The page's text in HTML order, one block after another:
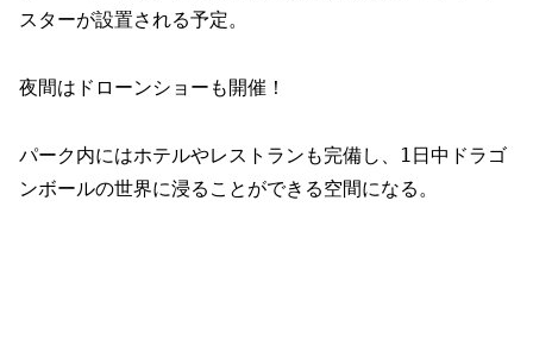
スターが設置される予定。
夜間はドローンショーも開催！
パーク内にはホテルやレストランも完備し、1日中ドラゴ
ンボールの世界に浸ることができる空間になる。